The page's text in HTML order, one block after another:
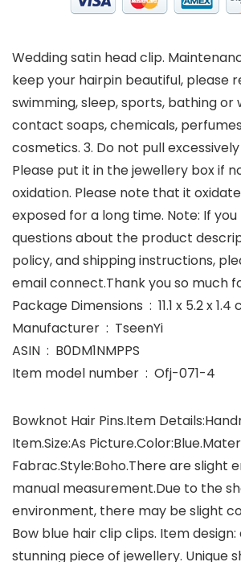
Wedding satin head clip.
keep your hairpin beautiful, please
swimming, sleep, sports, bathing or
contact soaps, chemicals,
cosmetics. 3. Do not pull
Please put it in the jewellery box if
oxidation. Please note that it
exposed for a long time. Note: If
questions about the product
policy, and shipping instructions,
email connect.Thank you so much
Package Dimensions ‏ : ‎ 11.1 x
Manufacturer ‏ : ‎ TseenYi
ASIN ‏ : ‎ B0DM1NMPPS
Item model number ‏ : ‎ Ofj-071-4
Bowknot Hair Pins.Item
Item.Size:As
Fabrac.Style:Boho.There are slight
manual measurement.Due to the
environment, there may be slight
Bow blue hair clip clips. Item design:
stunning piece of jewellery. Unique